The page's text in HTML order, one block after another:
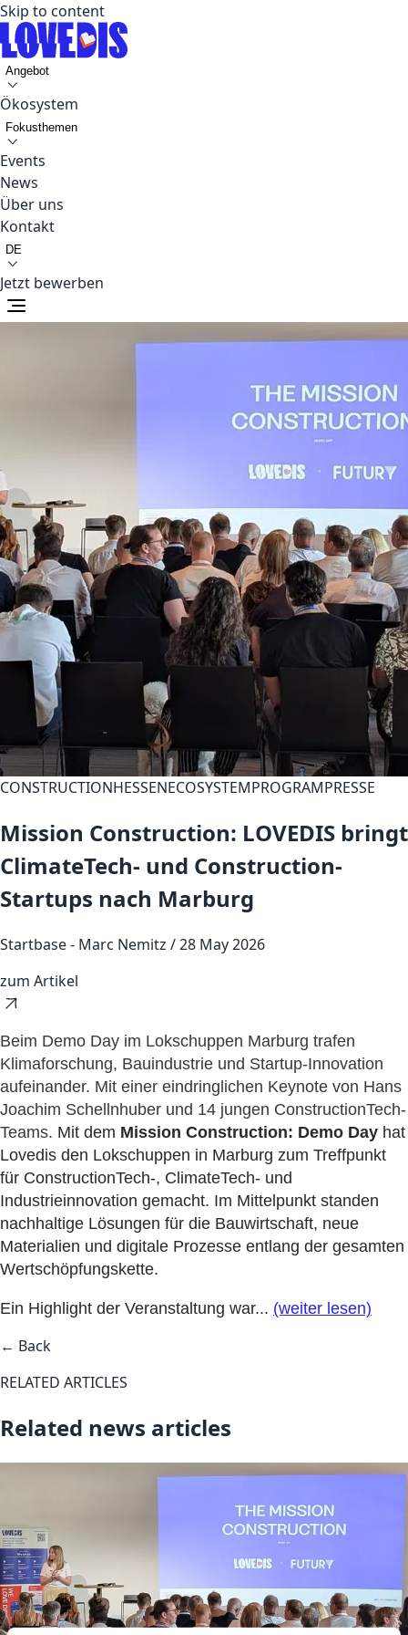
Skip to content
Angebot
Ökosystem
Fokusthemen
Events
News
Über uns
Kontakt
DE
Jetzt bewerben
CONSTRUCTIONHESSENECOSYSTEMPROGRAMPRESSE
Mission Construction: LOVEDIS bringt
ClimateTech- und Construction-
Startups nach Marburg
Startbase - Marc Nemitz / 28 May 2026
zum Artikel
Beim Demo Day im Lokschuppen Marburg trafen
Klimaforschung, Bauindustrie und Startup-Innovation
aufeinander. Mit einer eindringlichen Keynote von Hans
Joachim Schellnhuber und 14 jungen ConstructionTech-
Teams. Mit dem Mission Construction: Demo Day hat
Lovedis den Lokschuppen in Marburg zum Treffpunkt
für ConstructionTech-, ClimateTech- und
Industrieinnovation gemacht. Im Mittelpunkt standen
nachhaltige Lösungen für die Bauwirtschaft, neue
Materialien und digitale Prozesse entlang der gesamten
Wertschöpfungskette.
Ein Highlight der Veranstaltung war... (weiter lesen)
← Back
RELATED ARTICLES
Related news articles